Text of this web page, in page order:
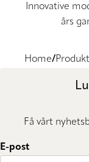
Innovative
års
Home
Få vårt
E-post